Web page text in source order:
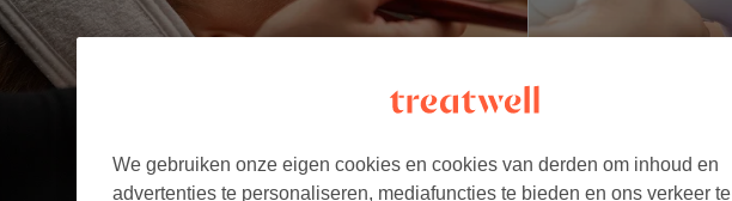
We gebruiken onze eigen cookies en cookies van derden om inhoud en
advertenties te personaliseren, mediafuncties te bieden en ons verkeer te